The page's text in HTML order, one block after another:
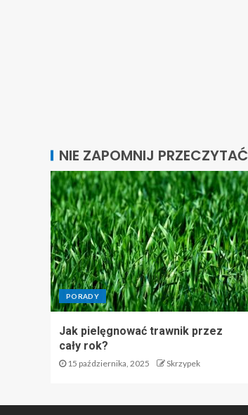
NIE ZAPOMNIJ PRZECZYTAĆ
PORADY
Jak pielęgnować trawnik przez
cały rok?
15 października, 2025 Skrzypek